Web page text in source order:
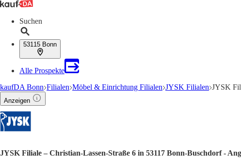
Suchen
53115 Bonn
Alle Prospekte
kaufDA Bonn Filialen Möbel & Einrichtung Filialen JYSK Filialen JYSK
Anzeigen
JYSK Filiale – Christian-Lassen-Straße 6 in 53117 Bonn-Buschdorf -